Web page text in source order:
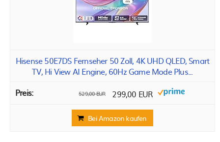
Hisense 50E7DS Fernseher 50 Zoll, 4K UHD QLED, Smart
TV, Hi View AI Engine, 60Hz Game Mode Plus...
529,00 EUR 299,00 EUR
Bei Amazon kaufen